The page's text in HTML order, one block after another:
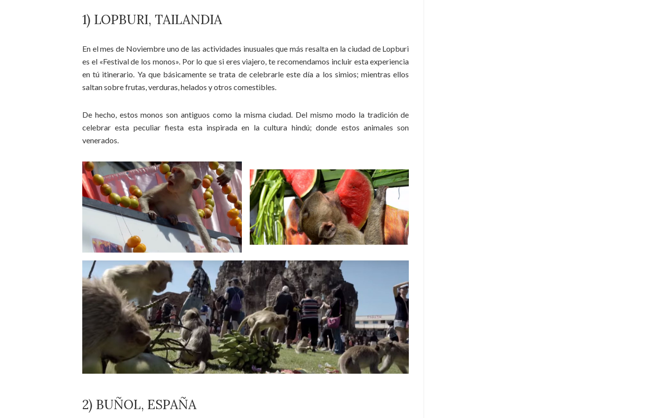
1) LOPBURI, TAILANDIA
En el mes de Noviembre uno de las actividades inusuales que más resalta en la ciudad de Lopburi
es el «Festival de los monos». Por lo que si eres viajero, te recomendamos incluir esta experiencia
en tú itinerario. Ya que básicamente se trata de celebrarle este día a los simios; mientras ellos
saltan sobre frutas, verduras, helados y otros comestibles.
De hecho, estos monos son antiguos como la misma ciudad. Del mismo modo la tradición de
celebrar esta peculiar fiesta esta inspirada en la cultura hindú; donde estos animales son
venerados.
2) BUÑOL, ESPAÑA